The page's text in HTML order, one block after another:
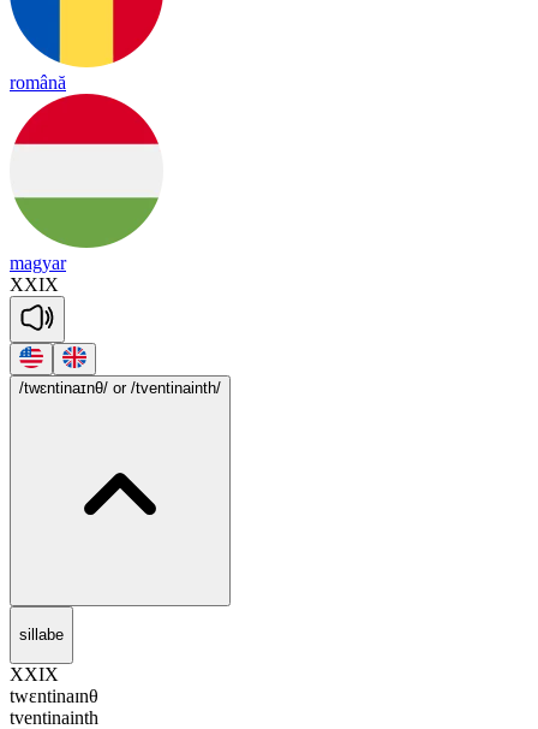
română
magyar
XXIX
/twɛntinaɪnθ/ or /tventinainth/
sillabe
XXIX
twɛntinaɪnθ
tventinainth